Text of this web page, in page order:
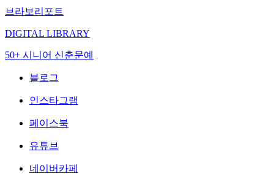
브라보리포트
DIGITAL LIBRARY
50+ 시니어 신춘문예
블로그
인스타그램
페이스북
유튜브
네이버카페